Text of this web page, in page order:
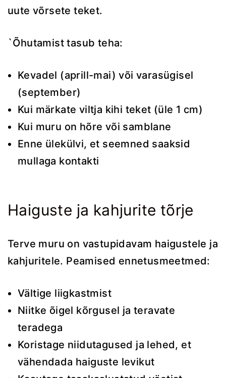
uute võrsete teket.
`Õhutamist tasub teha:
Kevadel (aprill-mai) või varasügisel
(september)
Kui märkate viltja kihi teket (üle 1 cm)
Kui muru on hõre või samblane
Enne ülekülvi, et seemned saaksid
mullaga kontakti
Haiguste ja kahjurite tõrje
Terve muru on vastupidavam haigustele ja
kahjuritele. Peamised ennetusmeetmed:
Vältige liigkastmist
Niitke õigel kõrgusel ja teravate
teradega
Koristage niidutagused ja lehed, et
vähendada haiguste levikut